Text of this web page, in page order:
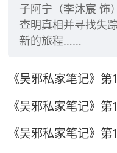
子阿宁（李沐宸 饰
查明真相并寻找失
新的旅程……
《吴邪私家笔记》
《吴邪私家笔记》
《吴邪私家笔记》